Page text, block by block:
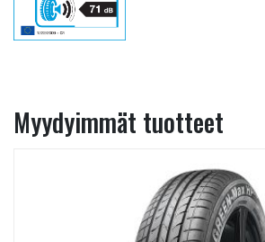
Myydyimmät tuotteet